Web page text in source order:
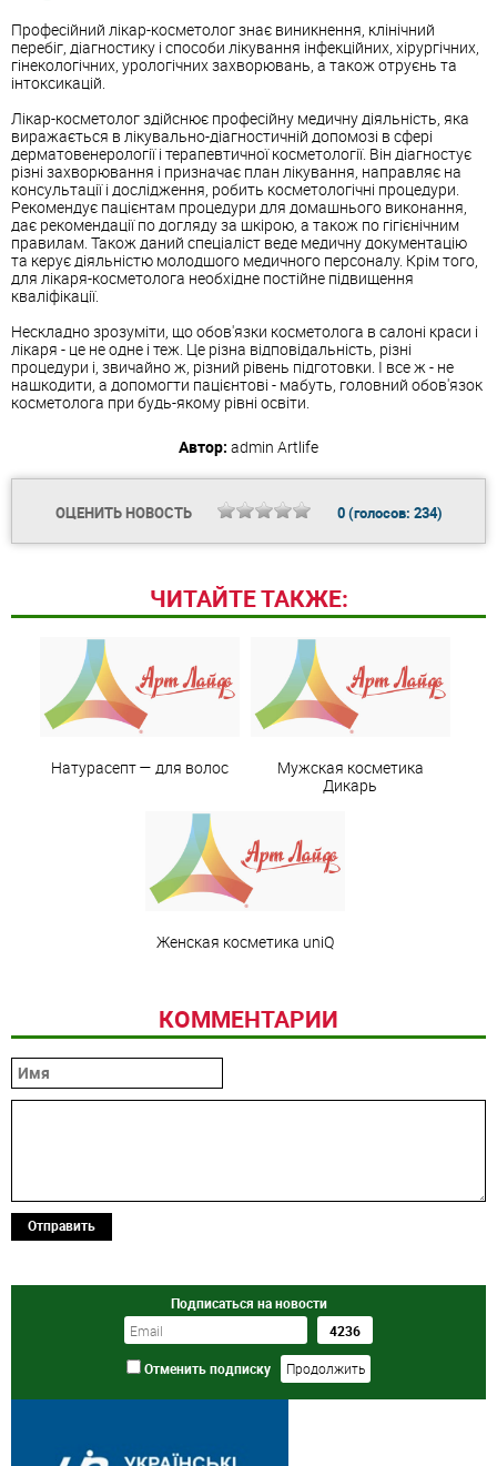
Професійний лікар-косметолог знає виникнення, клінічний
перебіг, діагностику і способи лікування інфекційних, хірургічних,
гінекологічних, урологічних захворювань, а також отруєнь та
інтоксикацій.
Лікар-косметолог здійснює професійну медичну діяльність, яка
виражається в лікувально-діагностичній допомозі в сфері
дерматовенерології і терапевтичної косметології. Він діагностує
різні захворювання і призначає план лікування, направляє на
консультації і дослідження, робить косметологічні процедури.
Рекомендує пацієнтам процедури для домашнього виконання,
дає рекомендації по догляду за шкірою, а також по гігієнічним
правилам. Також даний спеціаліст веде медичну документацію
та керує діяльністю молодшого медичного персоналу. Крім того,
для лікаря-косметолога необхідне постійне підвищення
кваліфікації.
Нескладно зрозуміти, що обов'язки косметолога в салоні краси і
лікаря - це не одне і теж. Це різна відповідальність, різні
процедури і, звичайно ж, різний рівень підготовки. І все ж - не
нашкодити, а допомогти пацієнтові - мабуть, головний обов'язок
косметолога при будь-якому рівні освіти.
Автор: admin Artlife
ОЦЕНИТЬ НОВОСТЬ 0(голосов: 234)
ЧИТАЙТЕ ТАКЖЕ:
Натурасепт — для волос
Мужская косметика
Дикарь
Женская косметика uniQ
КОММЕНТАРИИ
Отправить
Подписаться на новости
Отменить подписку